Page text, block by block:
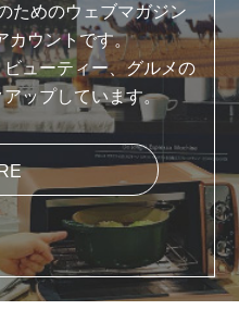
ためのウェブマガジン
カウントです。
ューティー、グルメの
ップしています。